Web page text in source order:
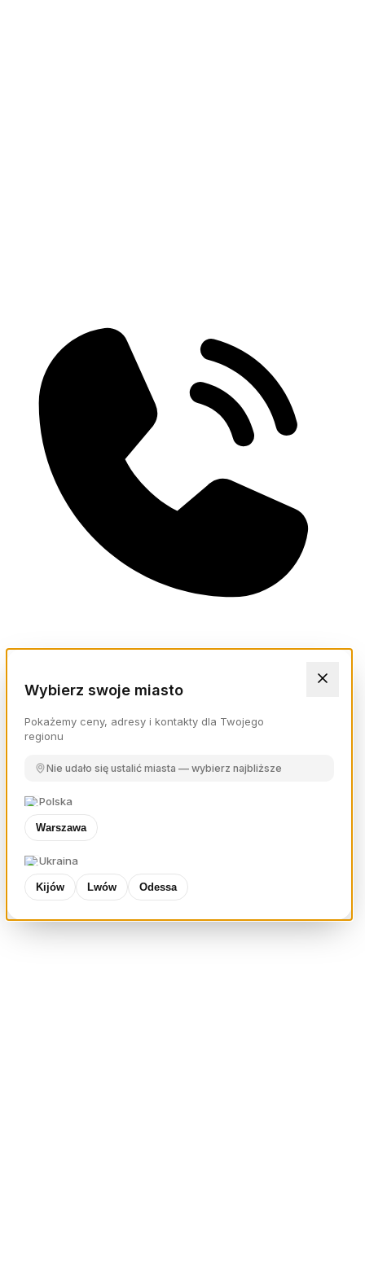
Wybierz swoje miasto
Pokażemy ceny, adresy i kontakty dla Twojego
regionu
Nie udało się ustalić miasta — wybierz najbliższe
Polska
Warszawa
Ukraina
Kijów Lwów Odessa